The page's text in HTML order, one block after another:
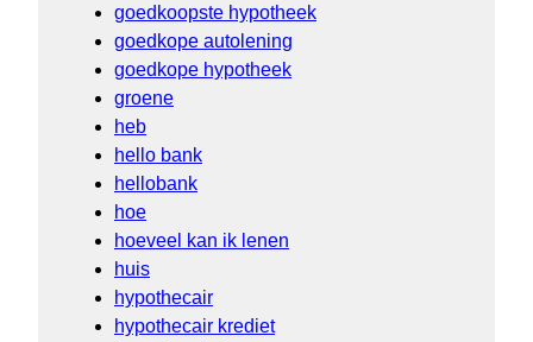
goedkoopste hypotheek
goedkope autolening
goedkope hypotheek
groene
heb
hello bank
hellobank
hoe
hoeveel kan ik lenen
huis
hypothecair
hypothecair krediet